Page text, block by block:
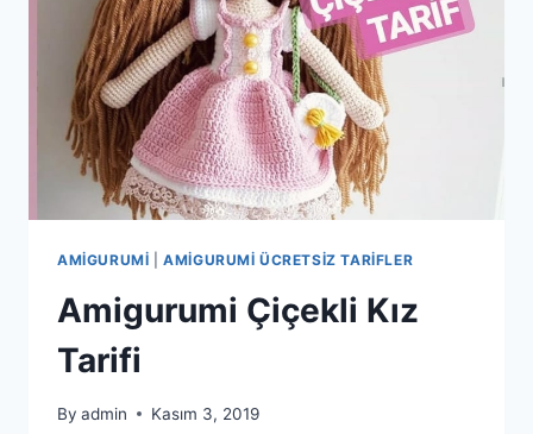
AMIGURUMI |AMIGURUMI ÜCRETSIZ TARIFLER
Amigurumi Çiçekli Kız
Tarifi
By admin Kasım 3, 2019